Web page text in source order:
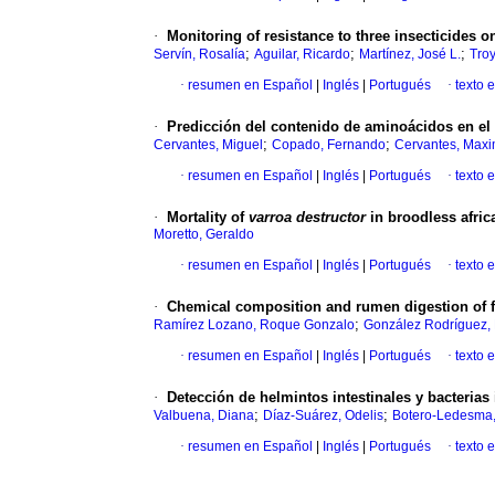
· Monitoring of resistance to three insecticides
Servín, Rosalía; Aguilar, Ricardo; Martínez, José L.;
· resumen en Español Inglés Portugués · texto
· Predicción del contenido de aminoácidos en
Cervantes, Miguel ; Copado, Fernando; Cervantes,
· resumen en Español Inglés Portugués · texto
· Mortality of varroa destructorin broodless
Moretto, Geraldo
· resumen en Español Inglés Portugués · texto
· Chemical composition and rumen digestion of
Ramírez Lozano, Roque Gonzalo; González Rodríguez,
· resumen en Español Inglés Portugués · texto
· Detección de helmintos intestinales y
Valbuena, Diana; Díaz-Suárez, Odelis; Botero-
· resumen en Español Inglés Portugués · texto